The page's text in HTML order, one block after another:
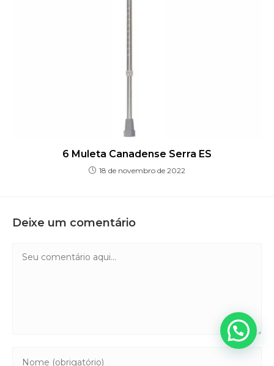
6 Muleta Canadense Serra ES
18 de novembro de 2022
Deixe um comentário